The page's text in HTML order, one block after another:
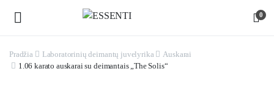
0
Pradžia Laboratorinių deimantų juvelyrika
Auskarai
1.06 karato auskarai su deimantais „The Solis“